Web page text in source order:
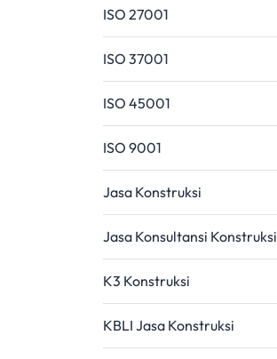
ISO 27001
ISO 37001
ISO 45001
ISO 9001
Jasa Konstruksi
Jasa Konsultansi Konstruksi
K3 Konstruksi
KBLI Jasa Konstruksi